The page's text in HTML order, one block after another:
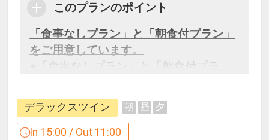
このプランのポイント
「食事なしプラン」と「朝食付プラン」
をご用意しています。
●「食事なしプラン」と「朝食付プラ
※ご覧のページがどちらかを
件】の項目でご確認のうえ、予約にお進
み下さい。
デラックスツイン 朝 昼 夕
In 15:00 / Out 11:00